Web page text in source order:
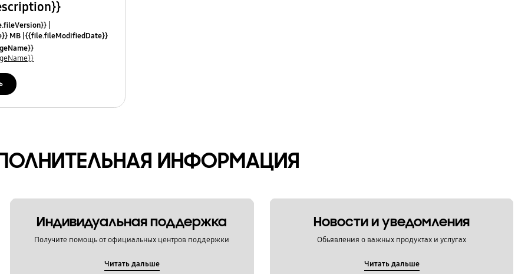
MB {{file.fileModifiedDate}}
ИНФОРМАЦИЯ
Индивидуальная поддержка
Получите помощь от официальных центров поддержки
Читать дальше
Новости и уведомления
Обьявления о важных продуктах и услугах
Читать дальше